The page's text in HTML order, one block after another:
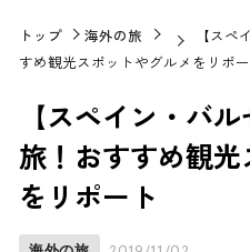
トップ 海外の旅
【ス
すめ観光スポットやグルメをリポ
【スペイン・バ
旅！おすすめ観
をリポート